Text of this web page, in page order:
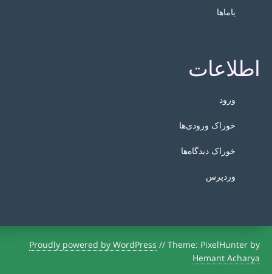
یاماها
اطلاعات
ورود
خوراک ورودی‌ها
خوراک دیدگاه‌ها
وردپرس
Proudly powered by WordPress // Theme: PixelHunter by
Hemant Acharya